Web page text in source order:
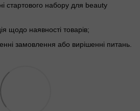
стартового набору для beauty
щодо наявності товарів;
замовлення або вирішенні питань.